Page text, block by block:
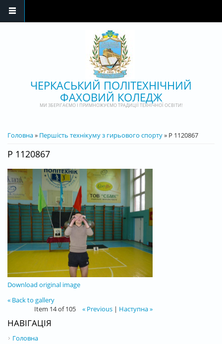
ЧЕРКАСЬКИЙ ПОЛІТЕХНІЧНИЙ
ФАХОВИЙ КОЛЕДЖ
МИ ЗБЕРІГАЄМО І ПРИМНОЖУЄМО ТРАДИЦІЇ ТЕХНІЧНОЇ ОСВІТИ!
ВИ Є ТУТ
Головна» Першість технікуму з гирьового спорту» P 1120867
P 1120867
Download original image
« Back to gallery
Item 14 of 105
« Previous| Наступна »
НАВІГАЦІЯ
Головна